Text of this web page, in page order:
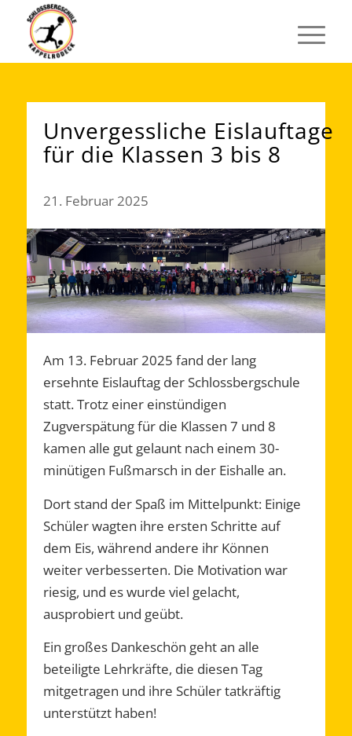
Unvergessliche Eislauftage
für die Klassen 3 bis 8
21. Februar 2025
Am 13. Februar 2025 fand der lang
ersehnte Eislauftag der Schlossbergschule
statt. Trotz einer einstündigen
Zugverspätung für die Klassen 7 und 8
kamen alle gut gelaunt nach einem 30-
minütigen Fußmarsch in der Eishalle an.
Dort stand der Spaß im Mittelpunkt: Einige
Schüler wagten ihre ersten Schritte auf
dem Eis, während andere ihr Können
weiter verbesserten. Die Motivation war
riesig, und es wurde viel gelacht,
ausprobiert und geübt.
Ein großes Dankeschön geht an alle
beteiligte Lehrkräfte, die diesen Tag
mitgetragen und ihre Schüler tatkräftig
unterstützt haben!